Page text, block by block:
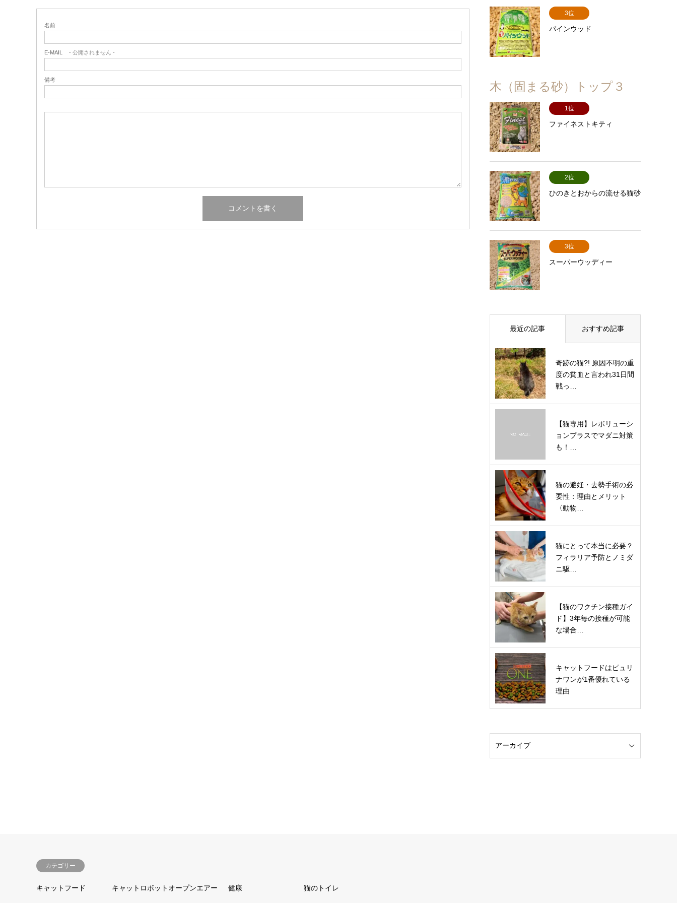
名前
E-MAIL - 公開されません -
備考
3位
パインウッド
木（固まる砂）トップ３
1位
ファイネストキティ
2位
ひのきとおからの流せる猫砂
3位
スーパーウッディー
最近の記事 おすすめ記事
奇跡の猫?! 原因不明の重
度の貧血と言われ31日間
戦っ…
【猫専用】レボリューシ
ョンプラスでマダニ対策
も！…
猫の避妊・去勢手術の必
要性：理由とメリット
〈動物…
猫にとって本当に必要？
フィラリア予防とノミダ
ニ駆…
【猫のワクチン接種ガイ
ド】3年毎の接種が可能
な場合…
キャットフードはピュリ
ナワンが1番優れている
理由
カテゴリー
キャットフード キャットロボットオープンエアー 健康 猫のトイレ